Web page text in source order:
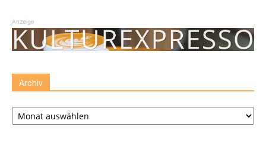
Anzeige
Archiv
Archiv